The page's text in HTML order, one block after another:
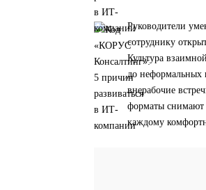
Руководители
сотруднику
Культура
до неформальных
внерабочие
форматы снимают
каждому